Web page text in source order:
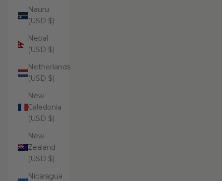
Nauru
(USD $)
Nepal
(USD $)
Netherlands
(USD $)
New
Caledonia
(USD $)
New
Zealand
(USD $)
Nicaragua